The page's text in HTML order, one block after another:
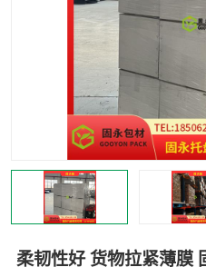
柔韧性好 货物拉紧薄膜
托盘捆绑带